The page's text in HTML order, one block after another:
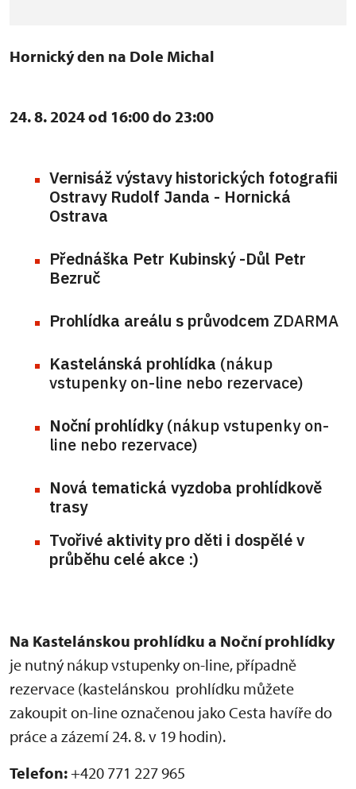
Hornický den na Dole Michal
24. 8. 2024 od 16:00 do 23:00
Vernisáž výstavy historických fotografii
Ostravy Rudolf Janda - Hornická
Ostrava
Přednáška Petr Kubinský -Důl Petr
Bezruč
Prohlídka areálu s průvodcem ZDARMA
Kastelánská prohlídka (nákup
vstupenky on-line nebo rezervace)
Noční prohlídky(nákup vstupenky on-
line nebo rezervace)
Nová tematická vyzdoba prohlídkově
trasy
Tvořivé aktivity pro děti i dospělév
průběhu celé akce :)
Na Kastelánskou prohlídku a Noční prohlídky
je nutný nákup vstupenky on-line, případně
rezervace (kastelánskou prohlídku můžete
zakoupit on-line označenou jako Cesta havíře do
práce a zázemí 24. 8. v 19 hodin).
Telefon:+420 771 227 965